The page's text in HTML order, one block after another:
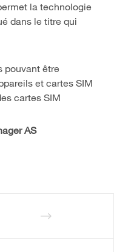
la technologie
dans le titre qui
pouvant être
et cartes SIM
cartes SIM
AS